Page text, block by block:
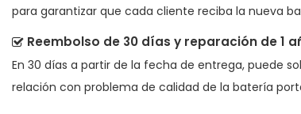
para garantizar que cada cliente reciba la nueva
Reembolso de 30 días y reparación de 1
En 30 días a partir de la fecha de entrega, puede
relación con problema de calidad de la batería